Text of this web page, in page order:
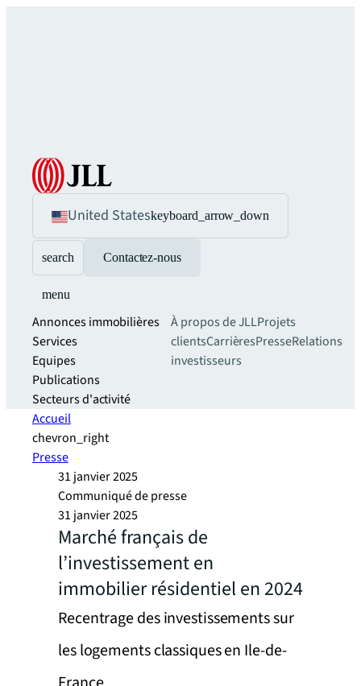
United Stateskeyboard_arrow_down
search Contactez-nous
menu
Annonces immobilières
Services
Equipes
Publications
Secteurs d'activité
À propos de JLLProjets
clientsCarrièresPresseRelations
investisseurs
Accueil
chevron_right
Presse
31 janvier 2025
Communiqué de presse
31 janvier 2025
Marché français de
l’investissement en
immobilier résidentiel en 2024
Recentrage des investissements sur
les logements classiques en Ile-de-